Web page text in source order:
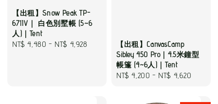
【出租】Snow Peak TP-
671IV｜ 白色別墅帳 (5~6
人)｜Tent
Regular
NT$ 4,480 - NT$ 4,928
【出租】CanvasCamp
Sibley 450 Pro｜4.5米鐘型
帳篷 (4~6人)｜Tent
Regular
NT$ 4,200 - NT$ 4,620